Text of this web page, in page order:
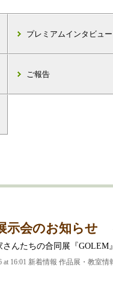
プレミアムインタビュー
ご報告
示会のお知らせ
さんたちの合同展『GOLEM
at 16:01 新着情報 作品展・教室情